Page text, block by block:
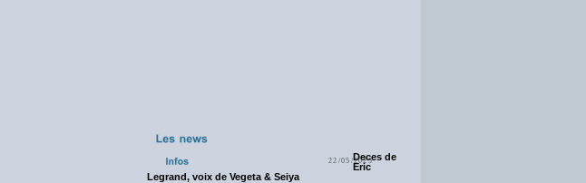
22/05/2025Deces de
Eric
Legrand, voix de Vegeta & Seiya